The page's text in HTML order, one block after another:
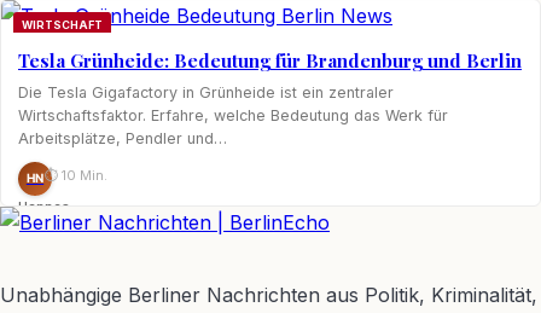
WIRTSCHAFT
Tesla Grünheide: Bedeutung für Brandenburg und Berlin
Die Tesla Gigafactory in Grünheide ist ein zentraler
Wirtschaftsfaktor. Erfahre, welche Bedeutung das Werk für
Arbeitsplätze, Pendler und…
HN
Hannes
Nagel
⏱ 10 Min.
Unabhängige Berliner Nachrichten aus Politik, Kriminalität,